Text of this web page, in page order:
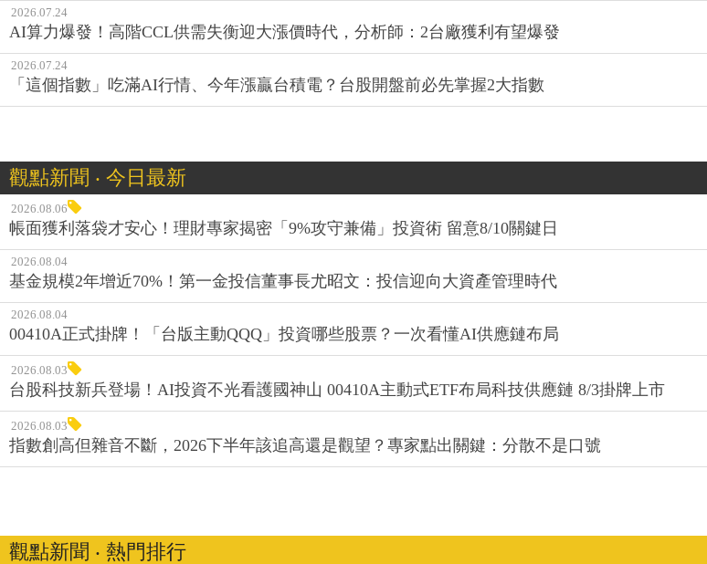
2026.07.24
AI算力爆發！高階CCL供需失衡迎大漲價時代，分析師：2台廠獲利有望爆發
2026.07.24
「這個指數」吃滿AI行情、今年漲贏台積電？台股開盤前必先掌握2大指數
觀點新聞 ‧ 今日最新
2026.08.06
帳面獲利落袋才安心！理財專家揭密「9%攻守兼備」投資術 留意8/10關鍵日
2026.08.04
基金規模2年增近70%！第一金投信董事長尤昭文：投信迎向大資產管理時代
2026.08.04
00410A正式掛牌！「台版主動QQQ」投資哪些股票？一次看懂AI供應鏈布局
2026.08.03
台股科技新兵登場！AI投資不光看護國神山 00410A主動式ETF布局科技供應鏈 8/3掛牌上市
2026.08.03
指數創高但雜音不斷，2026下半年該追高還是觀望？專家點出關鍵：分散不是口號
觀點新聞 ‧ 熱門排行